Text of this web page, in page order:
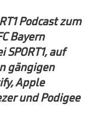
Podcast zum
Bayern
auf
gängigen
Apple
und Podigee